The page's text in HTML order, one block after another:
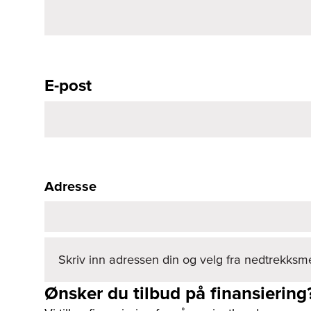
E-post
Adresse
Skriv inn adressen din og velg fra
Ønsker du tilbud på